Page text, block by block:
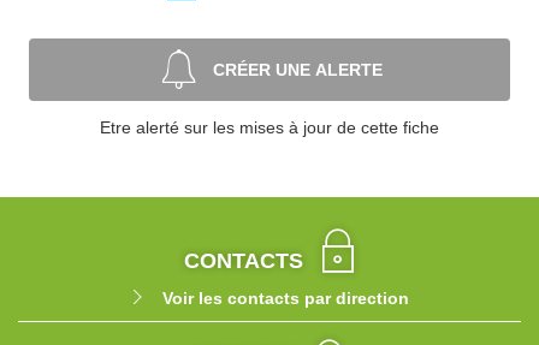
CRÉER UNE ALERTE
Etre alerté sur les mises à jour de cette fiche
CONTACTS
Voir les contacts par direction